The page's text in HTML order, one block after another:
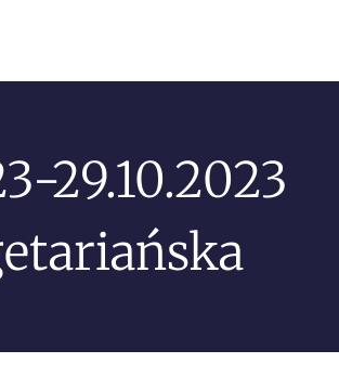
29.10.2023